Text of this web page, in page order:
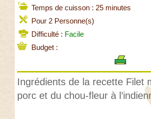
Temps de cuisson : 25 minutes
Pour 2 Personne(s)
Difficulté : Facile
Budget :
Ingrédients de la recette Filet
porc et du chou-fleur à